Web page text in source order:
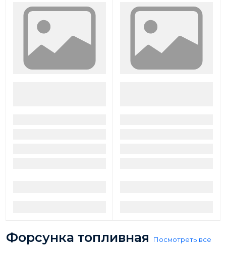
Форсунка топливная Посмотреть все